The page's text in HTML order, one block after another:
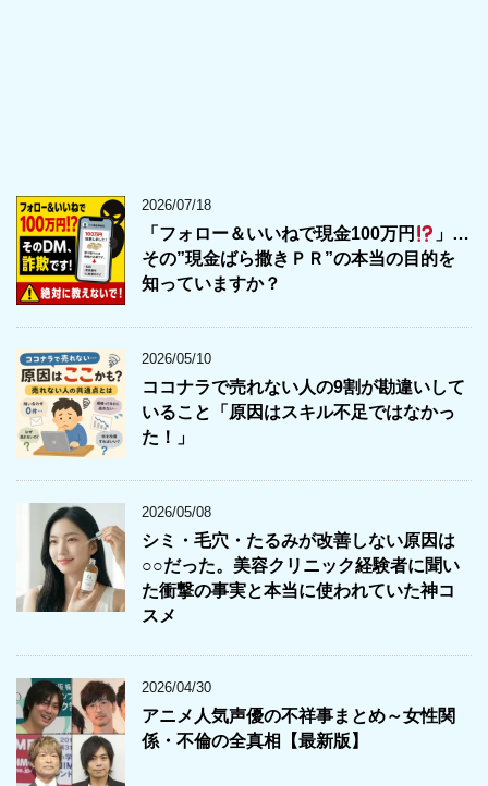
2026/07/18
「フォロー＆いいねで現金100万円
」…
その”現金ばら撒きＰＲ”の本当の目的を
知っていますか？
2026/05/10
ココナラで売れない人の9割が勘違いして
いること「原因はスキル不足ではなかっ
た！」
2026/05/08
シミ・毛穴・たるみが改善しない原因は
○○だった。美容クリニック経験者に聞い
た衝撃の事実と本当に使われていた神コ
スメ
2026/04/30
アニメ人気声優の不祥事まとめ～女性関
係・不倫の全真相【最新版】